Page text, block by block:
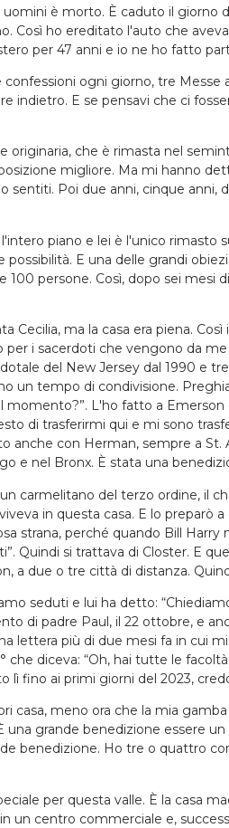
è morto. È caduto il
Così ho ereditato l'auto che
per 47 anni e io ne ho fatto
confessioni ogni giorno, tre
indietro. E se pensavi che ci
originaria, che è rimasta nel
migliore. Ma mi hanno
sentiti. Poi due anni, cinque
piano e lei è l'unico rimasto
E una delle grandi
100 persone. Così, dopo sei
Cecilia, ma la casa era piena.
per i sacerdoti che vengono da
del New Jersey dal 1990 e
un tempo di condivisione.
momento?”. L'ho fatto a
di trasferirmi qui e mi sono
anche con Herman, sempre a
e nel Bronx. È stata una
carmelitano del terzo ordine, il
in questa casa. E lo
strana, perché quando Bill
Quindi si trattava di Closter. E
a due o tre città di distanza.
seduti e lui ha detto:
di padre Paul, il 22 ottobre, e
lettera più di due mesi fa in cui
che diceva: “Oh, hai tutte le
lì fino ai primi giorni del 2023,
casa, meno ora che la mia
una grande benedizione essere
benedizione. Ho tre o quattro
per questa valle. È la casa
un centro commerciale e,